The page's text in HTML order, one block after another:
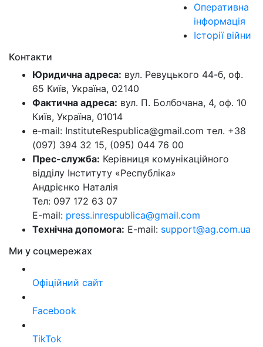
Оперативна
інформація
Історії війни
Контакти
Юридична адреса: вул. Ревуцького 44-б, оф.
65 Київ, Україна, 02140
Фактична адреса: вул. П. Болбочана, 4, оф. 10
Київ, Україна, 01014
e-mail: InstituteRespublica@gmail.com тел. +38
(097) 394 32 15, (095) 044 76 00
Прес-служба: Керівниця комунікаційного
відділу Інституту «Республіка»
Андрієнко Наталія
Тел: 097 172 63 07
E-mail: press.inrespublica@gmail.com
Технічна допомога: E-mail: support@ag.com.ua
Ми у соцмережах
Офіційний сайт
Facebook
TikTok